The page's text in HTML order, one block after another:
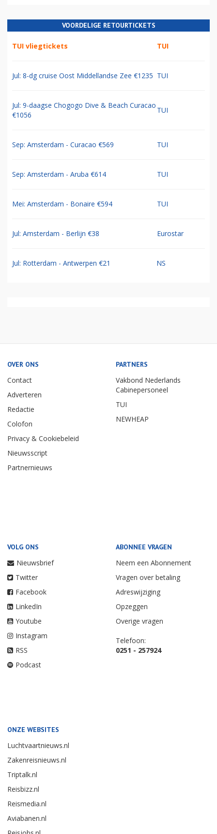
VOORDELIGE RETOURTICKETS
TUI vliegtickets TUI
Jul: 8-dg cruise Oost Middellandse Zee €1235 TUI
Jul: 9-daagse Chogogo Dive & Beach Curacao
€1056
TUI
Sep: Amsterdam - Curacao €569 TUI
Sep: Amsterdam - Aruba €614 TUI
Mei: Amsterdam - Bonaire €594 TUI
Jul: Amsterdam - Berlijn €38 Eurostar
Jul: Rotterdam - Antwerpen €21 NS
OVER ONS
Contact
Adverteren
Redactie
Colofon
Privacy & Cookiebeleid
Nieuwsscript
Partnernieuws
PARTNERS
Vakbond Nederlands
Cabinepersoneel
TUI
NEWHEAP
VOLG ONS
Nieuwsbrief
Twitter
Facebook
LinkedIn
Youtube
Instagram
RSS
Podcast
ABONNEE VRAGEN
Neem een Abonnement
Vragen over betaling
Adreswijziging
Opzeggen
Overige vragen
Telefoon:
0251 - 257924
ONZE WEBSITES
Luchtvaartnieuws.nl
Zakenreisnieuws.nl
Triptalk.nl
Reisbizz.nl
Reismedia.nl
Aviabanen.nl